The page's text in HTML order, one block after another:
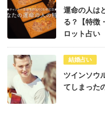
運命の人は
る？【特徴
ロット占い
結婚占い
ツインソウ
てしまった